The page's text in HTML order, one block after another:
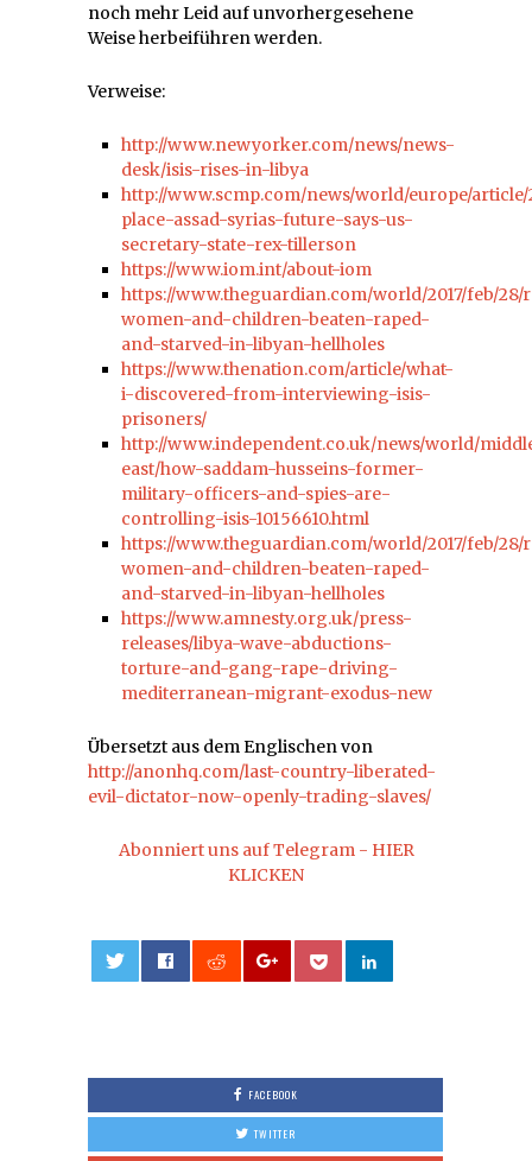
noch mehr Leid auf unvorhergesehene
Weise herbeiführen werden.
Verweise:
http://www.newyorker.com/news/news-
desk/isis-rises-in-libya
http://www.scmp.com/news/world/europe/
place-assad-syrias-future-says-us-
secretary-state-rex-tillerson
https://www.iom.int/about-iom
https://www.theguardian.com/world/2017/feb/
women-and-children-beaten-raped-
and-starved-in-libyan-hellholes
https://www.thenation.com/article/what-
i-discovered-from-interviewing-isis-
prisoners/
http://www.independent.co.uk/news/world/
east/how-saddam-husseins-former-
military-officers-and-spies-are-
controlling-isis-10156610.html
https://www.theguardian.com/world/2017/feb/
women-and-children-beaten-raped-
and-starved-in-libyan-hellholes
https://www.amnesty.org.uk/press-
releases/libya-wave-abductions-
torture-and-gang-rape-driving-
mediterranean-migrant-exodus-new
Übersetzt aus dem Englischen von
http://anonhq.com/last-country-liberated-
evil-dictator-now-openly-trading-slaves/
Abonniert uns auf Telegram - HIER
KLICKEN
FACEBOOK
TWITTER